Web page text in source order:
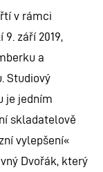
v rámci
září 2019,
a
Studiový
je jedním
skladatelově
vylepšení«
Dvořák, který